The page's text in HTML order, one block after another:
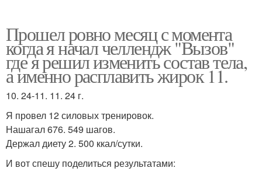
Прошел ровно месяц с момента
когда я начал челлендж "Вызов"
где я решил изменить состав тела,
а именно расплавить жирок 11.
10. 24-11. 11. 24 г.
Я провел 12 силовых тренировок.
Нашагал 676. 549 шагов.
Держал диету 2. 500 ккал/сутки.
И вот спешу поделиться результатами: